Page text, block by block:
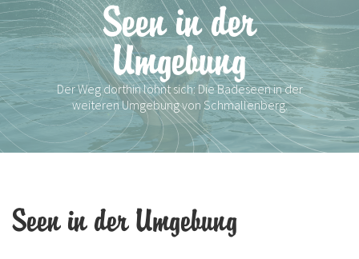
Seen in der
Umgebung
Der Weg dorthin lohnt sich: Die Badeseen in der
weiteren Umgebung von Schmallenberg.
Seen in der Umgebung